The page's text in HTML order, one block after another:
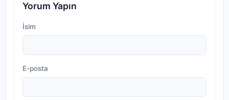
Yorum Yapın
İsim
E-posta